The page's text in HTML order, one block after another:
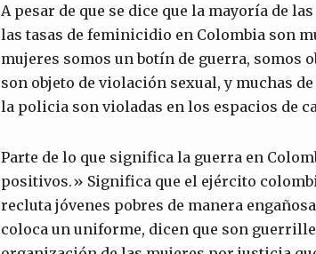
A pesar de que se dice que la mayoría de
las tasas de feminicidio en Colombia son
mujeres somos un botín de guerra, somos
son objeto de violación sexual, y muchas
la policia son violadas en los espacios de
Parte de lo que significa la guerra en
positivos.» Significa que el ejército
recluta jóvenes pobres de manera
coloca un uniforme, dicen que son